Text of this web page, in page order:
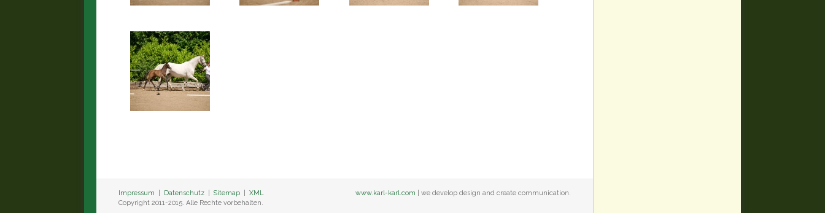
Impressum Datenschutz |Sitemap |XML
Copyright 2011-2015. Alle Rechte vorbehalten.
www.karl-karl.com | we develop design and create communication.